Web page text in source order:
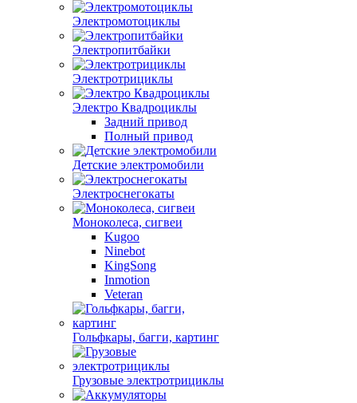
Электромотоциклы
Электропитбайки
Электротрициклы
Электро Квадроциклы
Задний привод
Полный привод
Детские электромобили
Электроснегокаты
Моноколеса, сигвеи
Kugoo
Ninebot
KingSong
Inmotion
Veteran
Гольфкары, багги, картинг
Грузовые электротрициклы